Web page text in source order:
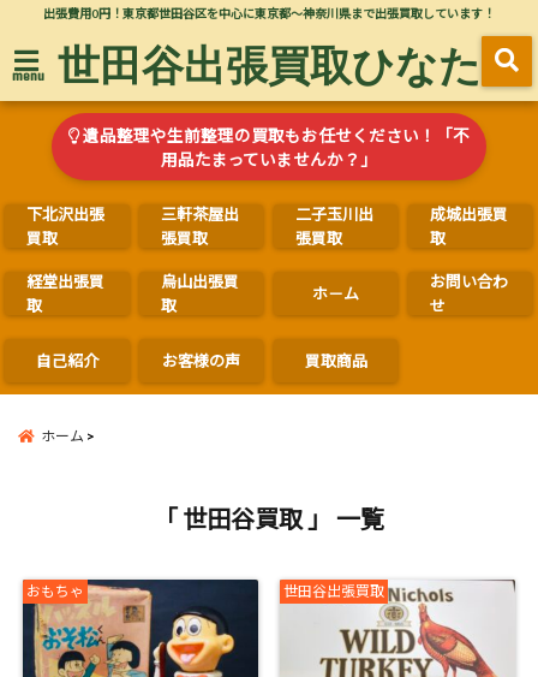
出張費用0円！東京都世田谷区を中心に東京都～神奈川県まで出張買取しています！
menu 世田谷出張買取ひなた
遺品整理や生前整理の買取もお任せください！「不
用品たまっていませんか？」
下北沢出張
買取
三軒茶屋出
張買取
二子玉川出
張買取
成城出張買
取
経堂出張買
取
烏山出張買
取
ホ－ム
お問い合わ
せ
自己紹介 お客様の声 買取商品
ホーム
「 世田谷買取 」 一覧
おもちゃ 世田谷出張買取